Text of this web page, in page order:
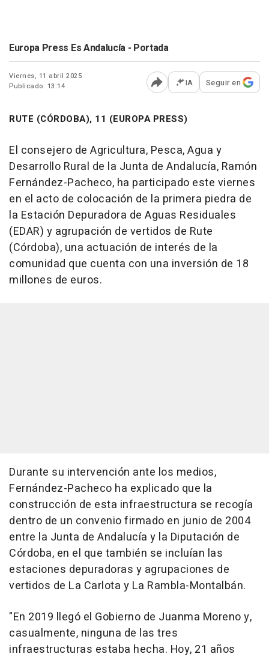
Europa Press Es Andalucía - Portada
Viernes, 11 abril 2025
Publicado: 13:14
Abrir opciones para
IA Seguir en
RUTE (CÓRDOBA), 11 (EUROPA PRESS)
El consejero de Agricultura, Pesca, Agua y
Desarrollo Rural de la Junta de Andalucía, Ramón
Fernández-Pacheco, ha participado este viernes
en el acto de colocación de la primera piedra de
la Estación Depuradora de Aguas Residuales
(EDAR) y agrupación de vertidos de Rute
(Córdoba), una actuación de interés de la
comunidad que cuenta con una inversión de 18
millones de euros.
Durante su intervención ante los medios,
Fernández-Pacheco ha explicado que la
construcción de esta infraestructura se recogía
dentro de un convenio firmado en junio de 2004
entre la Junta de Andalucía y la Diputación de
Córdoba, en el que también se incluían las
estaciones depuradoras y agrupaciones de
vertidos de La Carlota y La Rambla-Montalbán.
"En 2019 llegó el Gobierno de Juanma Moreno y,
casualmente, ninguna de las tres
infraestructuras estaba hecha. Hoy, 21 años